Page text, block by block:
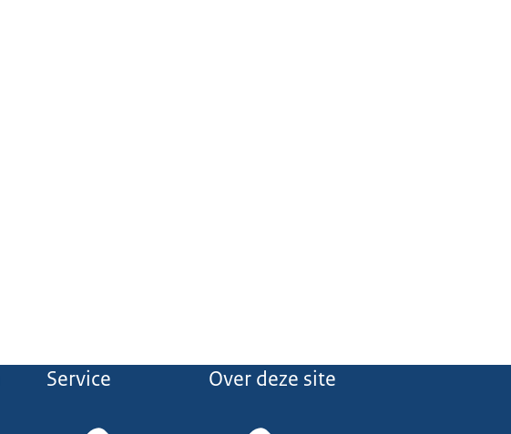
Service Over deze site